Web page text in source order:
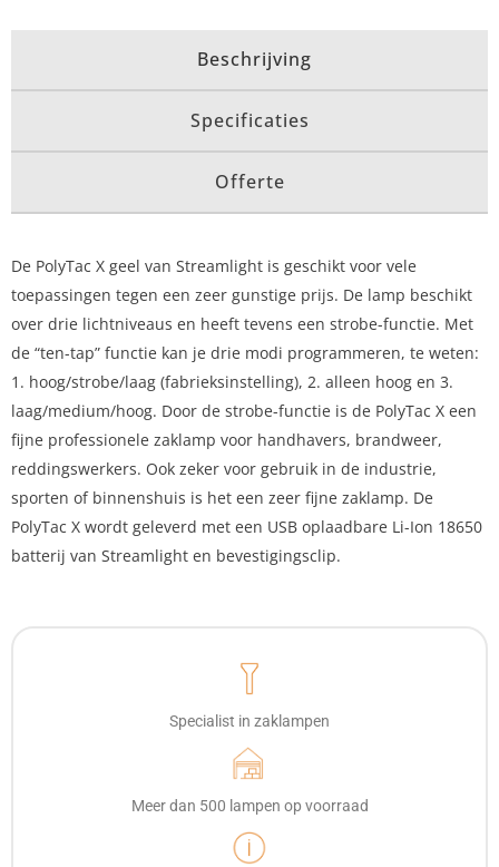
Beschrijving
Specificaties
Offerte
De PolyTac X geel van Streamlight is geschikt voor vele
toepassingen tegen een zeer gunstige prijs. De lamp beschikt
over drie lichtniveaus en heeft tevens een strobe-functie. Met
de “ten-tap” functie kan je drie modi programmeren, te weten:
1. hoog/strobe/laag (fabrieksinstelling), 2. alleen hoog en 3.
laag/medium/hoog. Door de strobe-functie is de PolyTac X een
fijne professionele zaklamp voor handhavers, brandweer,
reddingswerkers. Ook zeker voor gebruik in de industrie,
sporten of binnenshuis is het een zeer fijne zaklamp. De
PolyTac X wordt geleverd met een USB oplaadbare Li-Ion 18650
batterij van Streamlight en bevestigingsclip.
Specialist in zaklampen
Meer dan 500 lampen op voorraad